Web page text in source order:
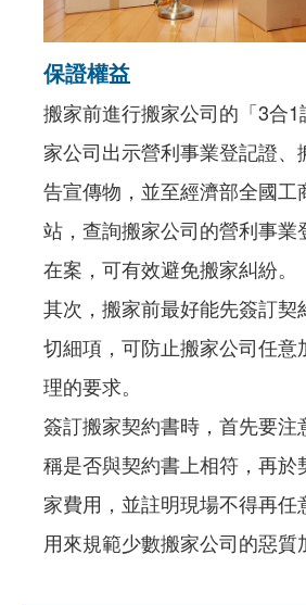
保證權益
搬家前進行搬家公司的「3合
家公司出示營利事業登記證、
告宣傳物，並至經濟部全國工
站，查詢搬家公司的營利事業
在案，可有效避免搬家糾紛。
其次，搬家前最好能先簽訂契
切細項，可防止搬家公司任意
理的要求。
簽訂搬家契約書時，首先要注
稱是否與契約書上相符，再於
家費用，並註明現場不得再任
用來規範少數搬家公司的惡質